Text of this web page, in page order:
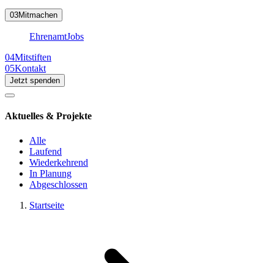
03Mitmachen
EhrenamtJobs
04Mitstiften
05Kontakt
Jetzt spenden
Aktuelles & Projekte
Alle
Laufend
Wiederkehrend
In Planung
Abgeschlossen
Startseite